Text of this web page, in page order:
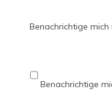
Benachrichtige
Benachrichtige